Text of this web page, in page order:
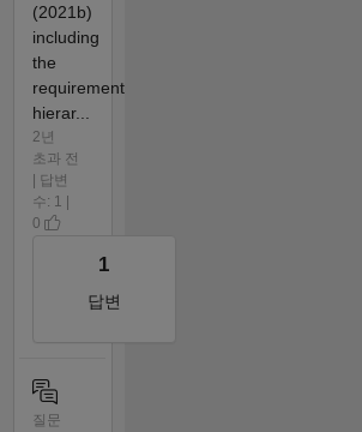
(2021b)
including
the
requirement
hierar...
2년
초과 전
| 답변
수: 1 |
0
1
답변
질문